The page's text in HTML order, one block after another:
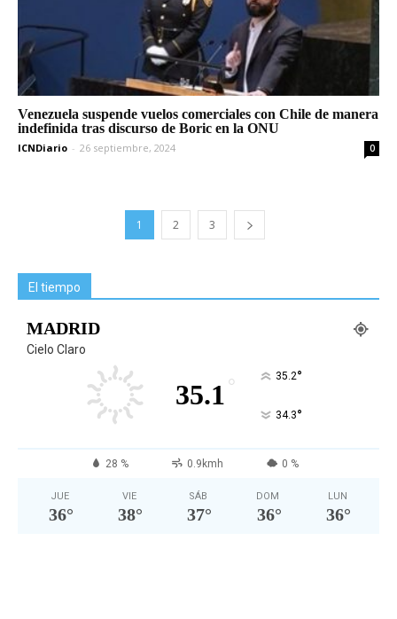
Venezuela suspende vuelos comerciales con Chile de manera
indefinida tras discurso de Boric en la ONU
ICNDiario - 26 septiembre, 2024 0
1 2 3
El tiempo
MADRID
Cielo Claro
35.1 ° 35.2°
34.3°
28 % 0.9kmh 0 %
JUE
36°
VIE
38°
SÁB
37°
DOM
36°
LUN
36°